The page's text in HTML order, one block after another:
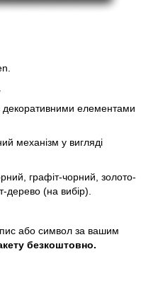
декоративними елементами
механізм у вигляді
графіт-чорний, золото-
дерево (на вибір).
або символ за вашим
безкоштовно.